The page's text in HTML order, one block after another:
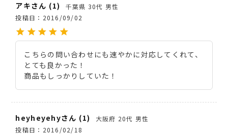
アキ 1 千葉県 30代 男性
投稿日
2016/09/02
こちらの問い合わせにも速やかに対応してくれて、
とても良かった！
商品もしっかりしていた！
heyheyehy 1 大阪府 20代 男性
投稿日
2016/02/18